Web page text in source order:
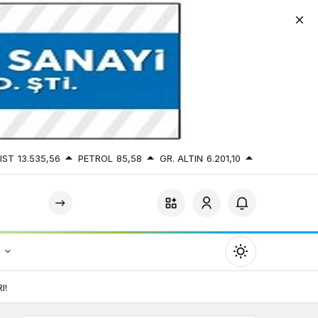
13.535,56 PETROL 85,58 GR. ALTIN 6.201,10
Mod
değiştir